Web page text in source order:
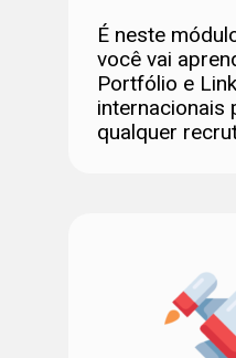
É neste
você vai
Portfólio e
internacionais
qualquer